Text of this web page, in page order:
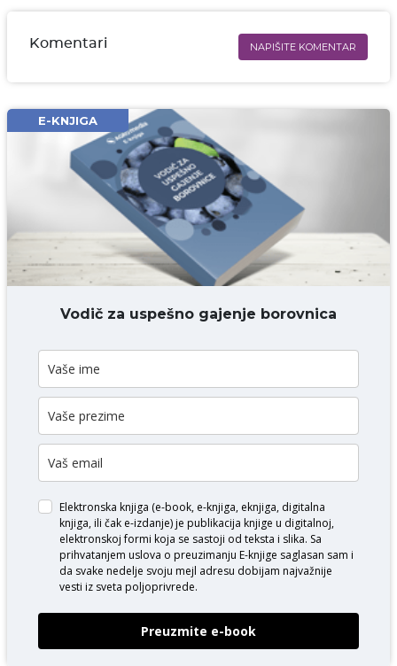
Komentari NAPIŠITE KOMENTAR
Email* obavezno
Komentar* obavezno
DODAJ KOMENTAR
E-KNJIGA
Vodič za uspešno gajenje borovnica
Elektronska knjiga (e-book, e-knjiga, eknjiga, digitalna
knjiga, ili čak e-izdanje) je publikacija knjige u digitalnoj,
elektronskoj formi koja se sastoji od teksta i slika. Sa
prihvatanjem uslova o preuzimanju E-knjige saglasan sam i
da svake nedelje svoju mejl adresu dobijam najvažnije
vesti iz sveta poljoprivrede.
Preuzmite e-book